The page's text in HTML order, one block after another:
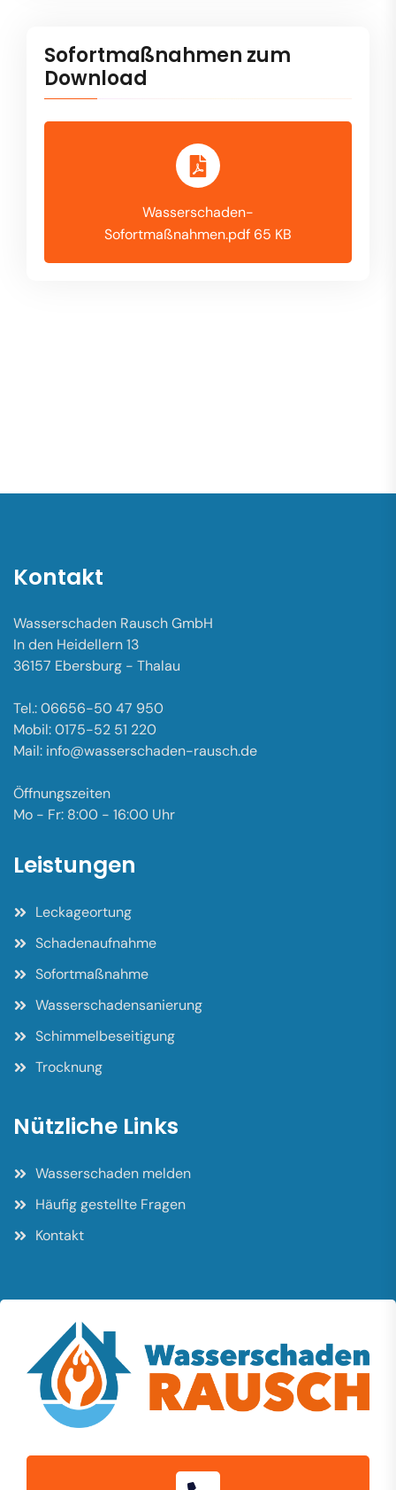
Sofortmaßnahmen zum
Download
Wasserschaden-
Sofortmaßnahmen.pdf 65 KB
Kontakt
Wasserschaden Rausch GmbH
In den Heidellern 13
36157 Ebersburg - Thalau
Tel.: 06656-50 47 950
Mobil: 0175-52 51 220
Mail: info@wasserschaden-rausch.de
Öffnungszeiten
Mo - Fr: 8:00 - 16:00 Uhr
Leistungen
Leckageortung
Schadenaufnahme
Sofortmaßnahme
Wasserschadensanierung
Schimmelbeseitigung
Trocknung
Nützliche Links
Wasserschaden melden
Häufig gestellte Fragen
Kontakt